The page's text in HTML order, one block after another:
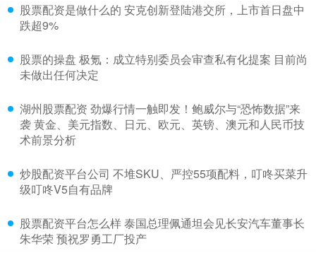
​股票配资是做什么的 安克创新登陆港交所，上市首日盘中
跌超9%
​股票的操盘 极氪：成立特别委员会审查私有化提案 目前尚
未做出任何决定
​湖州股票配资 劲爆行情一触即发！鲍威尔与“恐怖数据”来
袭 黄金、美元指数、日元、欧元、英镑、澳元和人民币技
术前景分析
​炒股配资平台公司 不堆SKU、严控55项配料，叮咚买菜升
级叮咚V5自有品牌
​股票配资平台怎么样 泰国总理佩通坦会见长安汽车董事长
朱华荣 预祝罗勇工厂投产